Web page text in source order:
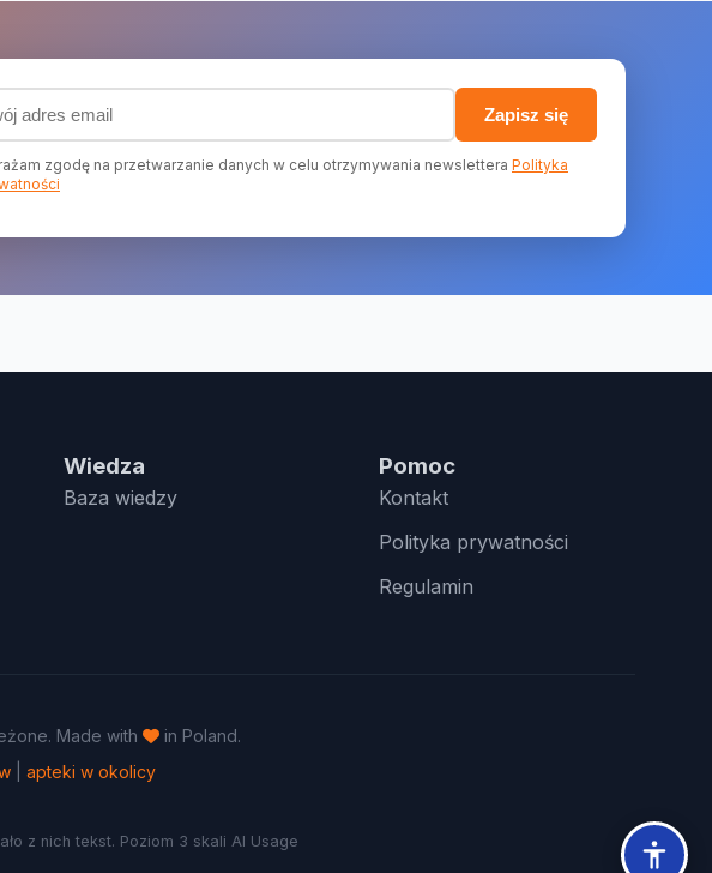
email (wymagany)
Zapisz się
zgodę na przetwarzanie danych w celu otrzymywania newslettera Polityka
Wiedza
Baza wiedzy
Pomoc
Kontakt
Polityka prywatności
Regulamin
Made with
in Poland.
apteki w okolicy
z nich tekst. Poziom 3 skali AI Usage